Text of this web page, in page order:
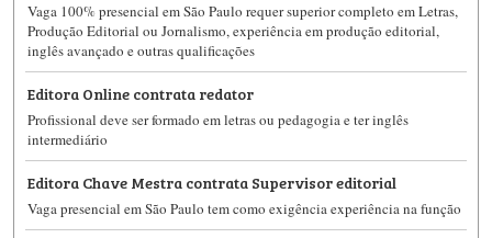
Vaga 100% presencial em São Paulo requer superior completo em Letras,
Produção Editorial ou Jornalismo, experiência em produção editorial,
inglês avançado e outras qualificações
Editora Online contrata redator
Profissional deve ser formado em letras ou pedagogia e ter inglês
intermediário
Editora Chave Mestra contrata Supervisor editorial
Vaga presencial em São Paulo tem como exigência experiência na função